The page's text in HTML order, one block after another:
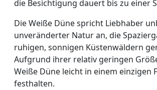
die Besichtigung dauert bis zu einer
Die Weiße Düne spricht Liebhaber
unveränderter Natur an, die
ruhigen, sonnigen Küstenwäldern
Aufgrund ihrer relativ geringen
Weiße Düne leicht in einem einzigen
festhalten.